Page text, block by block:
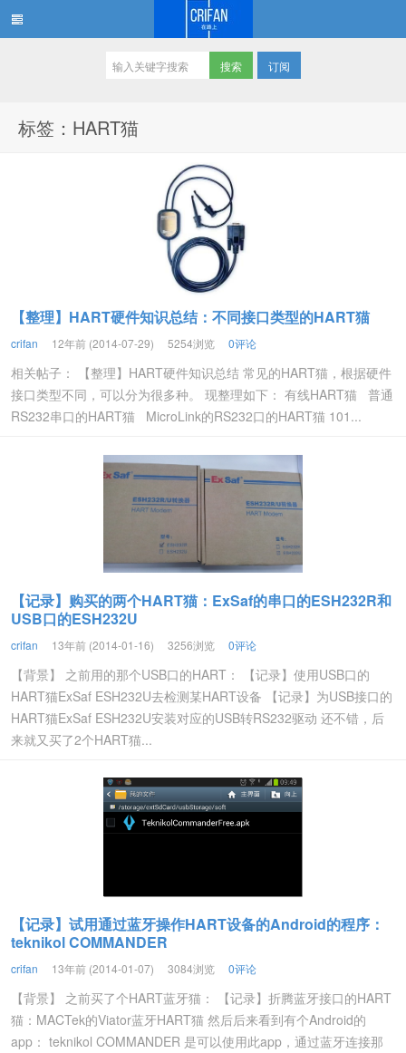
订阅
标签：HART猫
【整理】HART硬件知识总结：不同接口类型的HART猫
crifan 12年前 (2014-07-29) 5254浏览 0评论
相关帖子： 【整理】HART硬件知识总结 常见的HART猫，根据硬件
接口类型不同，可以分为很多种。 现整理如下： 有线HART猫 普通
RS232串口的HART猫 MicroLink的RS232口的HART猫 101...
【记录】购买的两个HART猫：ExSaf的串口的ESH232R和
USB口的ESH232U
crifan 13年前 (2014-01-16) 3256浏览 0评论
【背景】 之前用的那个USB口的HART： 【记录】使用USB口的
HART猫ExSaf ESH232U去检测某HART设备 【记录】为USB接口的
HART猫ExSaf ESH232U安装对应的USB转RS232驱动 还不错，后
来就又买了2个HART猫...
【记录】试用通过蓝牙操作HART设备的Android的程序：
teknikol COMMANDER
crifan 13年前 (2014-01-07) 3084浏览 0评论
【背景】 之前买了个HART蓝牙猫： 【记录】折腾蓝牙接口的HART
猫：MACTek的Viator蓝牙HART猫 然后后来看到有个Android的
app： teknikol COMMANDER 是可以使用此app，通过蓝牙连接那